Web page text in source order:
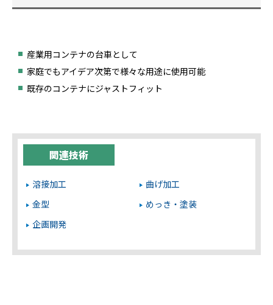
産業用コンテナの台車として
家庭でもアイデア次第で様々な用途に使用可能
既存のコンテナにジャストフィット
関連技術
溶接加工
曲げ加工
金型
めっき・塗装
企画開発